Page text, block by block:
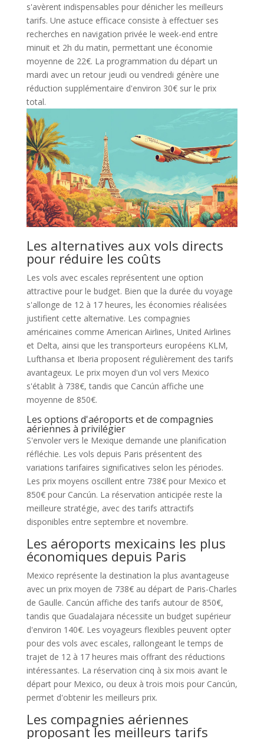
s'avèrent indispensables pour dénicher les meilleurs
tarifs. Une astuce efficace consiste à effectuer ses
recherches en navigation privée le week-end entre
minuit et 2h du matin, permettant une économie
moyenne de 22€. La programmation du départ un
mardi avec un retour jeudi ou vendredi génère une
réduction supplémentaire d'environ 30€ sur le prix
total.
Les alternatives aux vols directs
pour réduire les coûts
Les vols avec escales représentent une option
attractive pour le budget. Bien que la durée du voyage
s'allonge de 12 à 17 heures, les économies réalisées
justifient cette alternative. Les compagnies
américaines comme American Airlines, United Airlines
et Delta, ainsi que les transporteurs européens KLM,
Lufthansa et Iberia proposent régulièrement des tarifs
avantageux. Le prix moyen d'un vol vers Mexico
s'établit à 738€, tandis que Cancún affiche une
moyenne de 850€.
Les options d'aéroports et de compagnies
aériennes à privilégier
S'envoler vers le Mexique demande une planification
réfléchie. Les vols depuis Paris présentent des
variations tarifaires significatives selon les périodes.
Les prix moyens oscillent entre 738€ pour Mexico et
850€ pour Cancún. La réservation anticipée reste la
meilleure stratégie, avec des tarifs attractifs
disponibles entre septembre et novembre.
Les aéroports mexicains les plus
économiques depuis Paris
Mexico représente la destination la plus avantageuse
avec un prix moyen de 738€ au départ de Paris-Charles
de Gaulle. Cancún affiche des tarifs autour de 850€,
tandis que Guadalajara nécessite un budget supérieur
d'environ 140€. Les voyageurs flexibles peuvent opter
pour des vols avec escales, rallongeant le temps de
trajet de 12 à 17 heures mais offrant des réductions
intéressantes. La réservation cinq à six mois avant le
départ pour Mexico, ou deux à trois mois pour Cancún,
permet d'obtenir les meilleurs prix.
Les compagnies aériennes
proposant les meilleurs tarifs